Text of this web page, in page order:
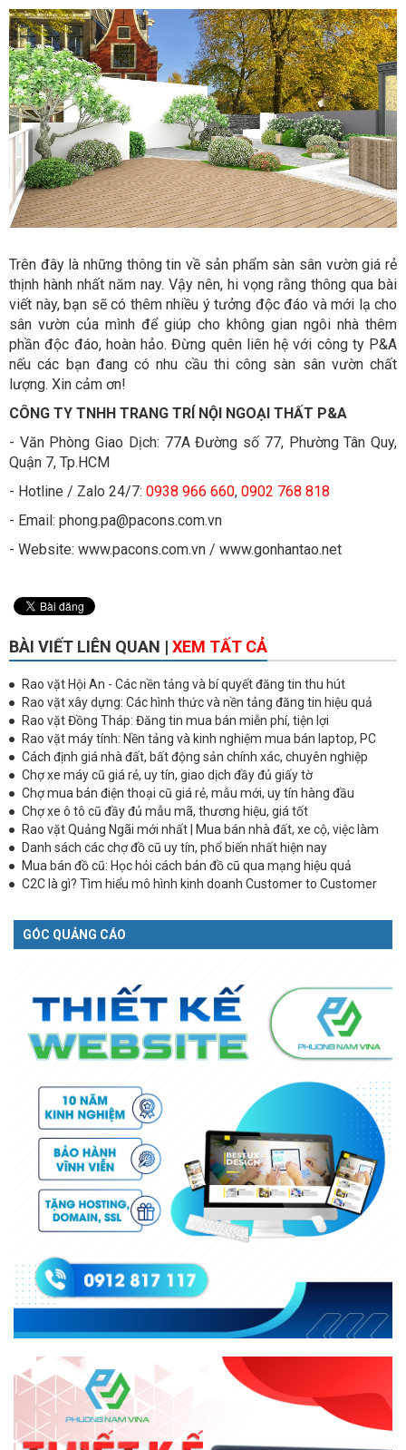
Trên đây là những thông tin về sản phẩm sàn sân vườn giá rẻ
thịnh hành nhất năm nay. Vậy nên, hi vọng rằng thông qua bài
viết này, bạn sẽ có thêm nhiều ý tưởng độc đáo và mới lạ cho
sân vườn của mình để giúp cho không gian ngôi nhà thêm
phần độc đáo, hoàn hảo. Đừng quên liên hệ với công ty P&A
nếu các bạn đang có nhu cầu thi công sàn sân vườn chất
lượng. Xin cảm ơn!
CÔNG TY TNHH TRANG TRÍ NỘI NGOẠI THẤT P&A
- Văn Phòng Giao Dịch: 77A Đường số 77, Phường Tân Quy,
Quận 7, Tp.HCM
- Hotline / Zalo 24/7: 0938 966 660, 0902 768 818
- Email: phong.pa@pacons.com.vn
- Website: www.pacons.com.vn / www.gonhantao.net
BÀI VIẾT LIÊN QUAN | XEM TẤT CẢ
Rao vặt Hội An - Các nền tảng và bí quyết đăng tin thu hút
Rao vặt xây dựng: Các hình thức và nền tảng đăng tin hiệu quả
Rao vặt Đồng Tháp: Đăng tin mua bán miễn phí, tiện lợi
Rao vặt máy tính: Nền tảng và kinh nghiệm mua bán laptop, PC
Cách định giá nhà đất, bất động sản chính xác, chuyên nghiệp
Chợ xe máy cũ giá rẻ, uy tín, giao dịch đầy đủ giấy tờ
Chợ mua bán điện thoại cũ giá rẻ, mẫu mới, uy tín hàng đầu
Chợ xe ô tô cũ đầy đủ mẫu mã, thương hiệu, giá tốt
Rao vặt Quảng Ngãi mới nhất | Mua bán nhà đất, xe cộ, việc làm
Danh sách các chợ đồ cũ uy tín, phổ biến nhất hiện nay
Mua bán đồ cũ: Học hỏi cách bán đồ cũ qua mạng hiệu quả
C2C là gì? Tìm hiểu mô hình kinh doanh Customer to Customer
GÓC QUẢNG CÁO